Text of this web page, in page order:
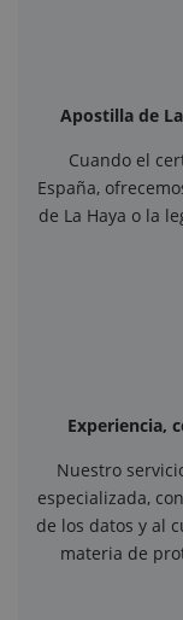
Apostilla de
Cuando el
España,
de La Haya o la
Experiencia,
Nuestro
especializada,
de los datos y al
materia de